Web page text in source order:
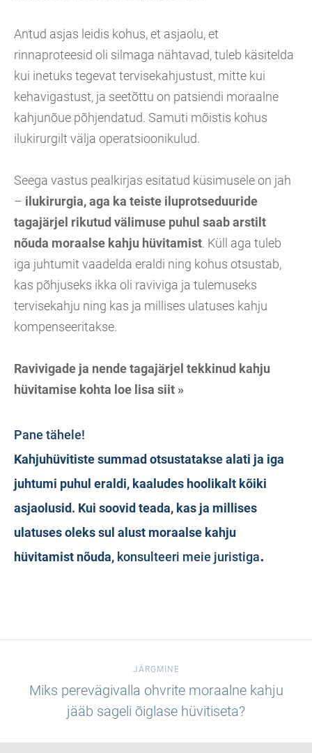
Antud asjas leidis kohus, et asjaolu, et
rinnaproteesid oli silmaga nähtavad, tuleb käsitelda
kui inetuks tegevat tervisekahjustust, mitte kui
kehavigastust, ja seetõttu on patsiendi moraalne
kahjunõue põhjendatud. Samuti mõistis kohus
ilukirurgilt välja operatsioonikulud.
Seega vastus pealkirjas esitatud küsimusele on jah
– ilukirurgia, aga ka teiste iluprotseduuride
tagajärjel rikutud välimuse puhul saab arstilt
nõuda moraalse kahju hüvitamist. Küll aga tuleb
iga juhtumit vaadelda eraldi ning kohus otsustab,
kas põhjuseks ikka oli raviviga ja tulemuseks
tervisekahju ning kas ja millises ulatuses kahju
kompenseeritakse.
Ravivigade ja nende tagajärjel tekkinud kahju
hüvitamise kohta loe lisa siit »
Pane tähele!
Kahjuhüvitiste summad otsustatakse alati ja iga
juhtumi puhul eraldi, kaaludes hoolikalt kõiki
asjaolusid. Kui soovid teada, kas ja millises
ulatuses oleks sul alust moraalse kahju
hüvitamist nõuda, konsulteeri meie juristiga.
JÄRGMINE
Miks perevägivalla ohvrite moraalne kahju
jääb sageli õiglase hüvitiseta?